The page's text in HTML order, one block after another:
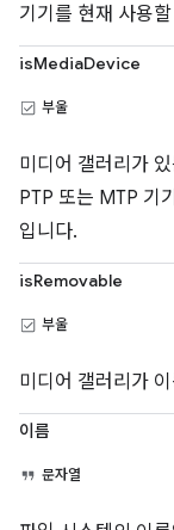
기기를 현재 사용
isMediaDevice
부울
미디어 갤러리가
PTP 또는 MTP 기
입니다.
isRemovable
부울
미디어 갤러리가
이름
문자열